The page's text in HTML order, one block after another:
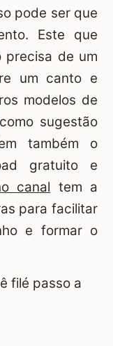
pode ser que
Este que
precisa de um
um canto e
modelos de
sugestão
também o
gratuito e
canal tem a
para facilitar
e formar o